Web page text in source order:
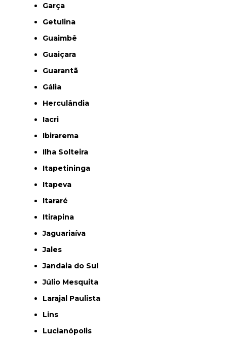
Garça
Getulina
Guaimbê
Guaiçara
Guarantã
Gália
Herculândia
Iacri
Ibirarema
Ilha Solteira
Itapetininga
Itapeva
Itararé
Itirapina
Jaguariaíva
Jales
Jandaia do Sul
Júlio Mesquita
Larajal Paulista
Lins
Lucianópolis